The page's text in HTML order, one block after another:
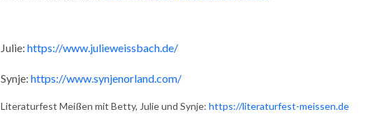
Julie: https://www.julieweissbach.de/
Synje: https://www.synjenorland.com/
Literaturfest Meißen mit Betty, Julie und Synje: https://literaturfest-meissen.de